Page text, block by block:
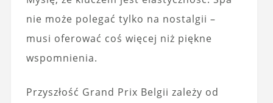
nie może polegać tylko na nostalgii –
musi oferować coś więcej niż piękne
wspomnienia.
Przyszłość Grand Prix Belgii zależy od